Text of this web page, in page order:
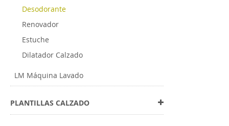
Desodorante
Renovador
Estuche
Dilatador Calzado
LM Máquina Lavado
PLANTILLAS CALZADO